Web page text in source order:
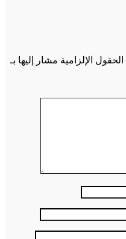
الحقول الإلزامية مشار إليها بـ